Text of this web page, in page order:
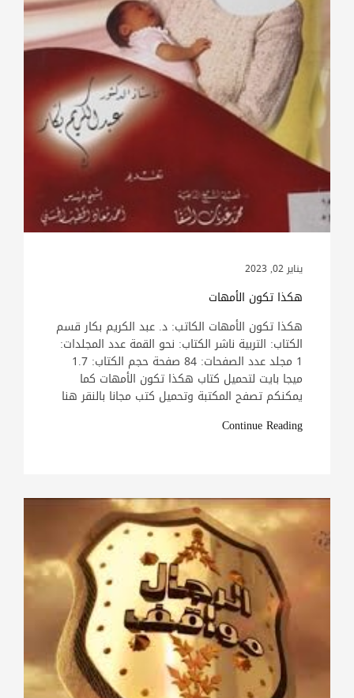
يناير 02, 2023
هكذا تكون الأمهات
هكذا تكون الأمهات الكاتب: د. عبد الكريم بكار قسم
الكتاب: التربية ناشر الكتاب: نحو القمة عدد المجلدات:
1 مجلد عدد الصفحات: 84 صفحة حجم الكتاب: 1.7
ميجا بايت لتحميل كتاب هكذا تكون الأمهات كما
يمكنكم تصفح المكتبة وتحميل كتب مجانا بالنقر هنا
Continue Reading